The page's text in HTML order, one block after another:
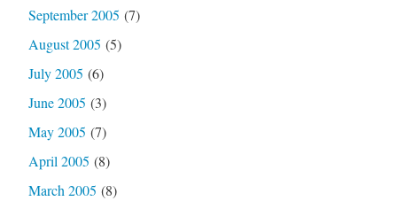
September 2005 (7)
August 2005 (5)
July 2005 (6)
June 2005 (3)
May 2005 (7)
April 2005 (8)
March 2005 (8)